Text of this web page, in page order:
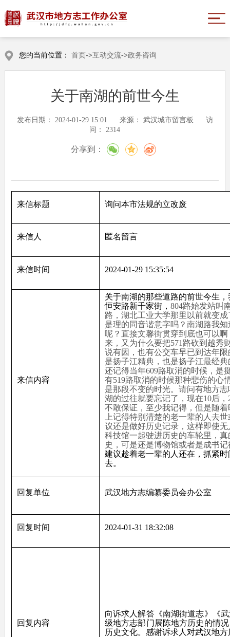
您的当前位置： 首页->互动交流->政务咨询
关于南湖的前世今生
发布日期： 2024-01-29 15:01 来源： 武汉城市留言板
访
问： 2314
分享到：
来信标题 询问本市法规的立改废
来信人 匿名留言
来信时间 2024-01-29 15:35:54
来信内容
关于南湖的那些道路的前世今生
恒安路新千家街， 804路始发站叫
路，湖北工业大学那里以前就变
是理的同音谐意字吗？南湖路我
呢？直接文馨街贯穿到底也可以
来，又为什么要把571 路砍到越秀
说有因，也有公交车早已到达年
是扬子江精典，也是扬子江最经
还记得当年609路取消的时候，是
有519路取消的时候那种悲伤的心
是那段不变的时光。请问有地方
湖的过往就要忘记了，现在10后，
不敢保证，至少我记得，但是随
上记得特别清楚的老一辈的人去
议还是做好历史记录，这样即使
科技馆一起驶进历史的车轮里，
史，可是还是博物馆或者是成书
建议趁着老一辈的人还在，抓紧
去。
回复单位 武汉地方志编纂委员会办公室
回复时间 2024-01-31 18:32:08
回复内容
向诉求人解答《南湖街道志》《
级地方志部门展陈地方历史的情
历史文化。感谢诉求人对武汉地